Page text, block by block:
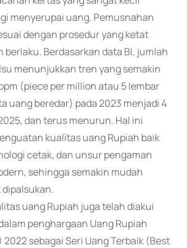
menyerupai uang. Pemusnahan
dengan prosedur yang ketat
Berdasarkan data BI, jumlah
menunjukkan tren yang semakin
(piece per million atau 5 lembar
uang beredar) pada 2023 menjadi 4
dan terus menurun. Hal ini
kualitas uang Rupiah baik
cetak, dan unsur pengaman
sehingga semakin mudah
uang Rupiah juga telah diakui
penghargaan Uang Rupiah
2022 sebagai Seri Uang Terbaik (Best